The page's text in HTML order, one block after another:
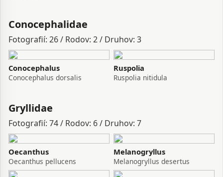
Conocephalidae
Fotografií: 26 / Rodov: 2 / Druhov: 3
Conocephalus
Conocephalus dorsalis
Ruspolia
Ruspolia nitidula
Gryllidae
Fotografií: 74 / Rodov: 6 / Druhov: 7
Oecanthus
Oecanthus pellucens
Melanogryllus
Melanogryllus desertus